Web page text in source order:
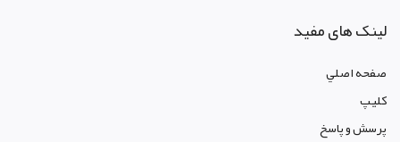
لینک های مفید
صفحه اصلي
کليپ
پرسش و پاسخ